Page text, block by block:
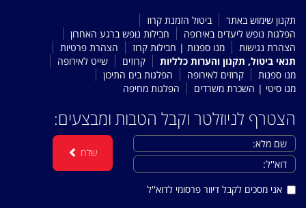
תקנון שימוש באתר
ביטול הזמנת קרוז
הפלגות נופש ליעדים באירופה
חבילות נופש ברגע האחרון
הצהרת נגישות
מנו ספנות | חבילות קרוז
הצהרת פרטיות
תנאי ביטול, תקנון והערות כלליות
קרוזים
שייט לאירופה
מנו ספנות
קרוזים לאירופה
הפלגות בים התיכון
מנו סיטי | השכרת משרדים
הפלגות מחיפה
הצטרף לניוזלטר וקבל הטבות ומבצעים:
אני מסכים לקבל דיוור פרסומי לדוא''ל
שלח